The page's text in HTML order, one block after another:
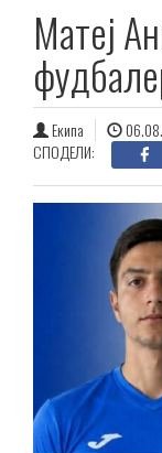
Матеј
Екипа
СПОДЕЛИ: